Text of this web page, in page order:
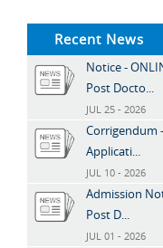
Recent News
Notice -
Post Docto...
JUL 25 - 2026
Corrigendum
Applicati...
JUL 10 - 2026
Admission
Post D...
JUL 01 - 2026